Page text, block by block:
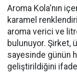
Aroma Kola'nın
karamel
aroma verici ve
bulunuyor. Şirket,
sayesinde günün
geliştirildiğini